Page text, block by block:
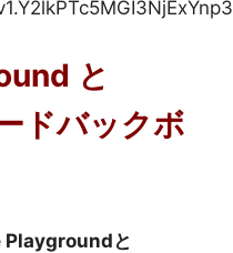
と
ドバックボ
Playgroundと